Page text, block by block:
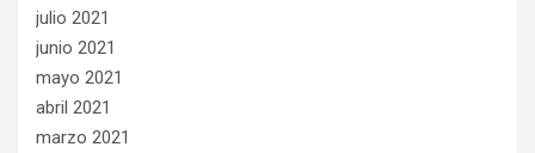
julio 2021
junio 2021
mayo 2021
abril 2021
marzo 2021